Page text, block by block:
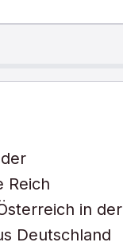
Reich
in der
Deutschland